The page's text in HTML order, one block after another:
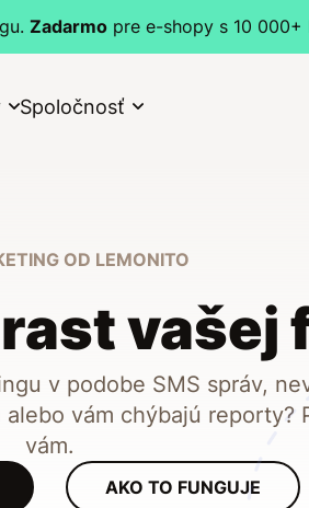
Zadarmo pre e-shopy s 10 000+
Spoločnosť
OD LEMONITO
vašej
v podobe SMS správ,
vám chýbajú reporty?
vám.
AKO TO FUNGUJE